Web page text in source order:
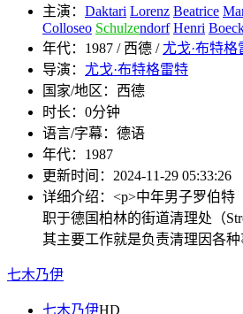
主演： Daktari Lorenz Beatrice
Colloseo Schulzendorf Henri
年代： 1987 / 西德 /尤戈·布特格
导演： 尤戈·布特格雷特
国家/地区： 西德
时长： 0分钟
语言/字幕： 德语
年代： 1987
更新时间： 2024-11-29 05:33:26
详细介绍： <p>中年男子罗伯特
职于德国柏林的街道清理处（
其主要工作就是负责清理因各
七木乃伊
七木乃伊HD